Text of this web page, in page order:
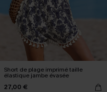
Short de plage imprimé taille
élastique jambe évasée
27,00 €